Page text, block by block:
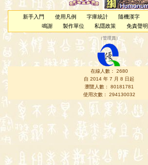
新手入門 使用凡例 字庫統計 隨機漢字
鳴謝
製作單位 私隱政策 免責聲明
（管理員 ）
在線人數： 2680
自 2014 年 7 月 8 日起
瀏覽人數： 80181781
使用次數： 294130032